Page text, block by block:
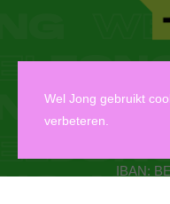
IBAN:
Wel Jong gebruikt
verbeteren.